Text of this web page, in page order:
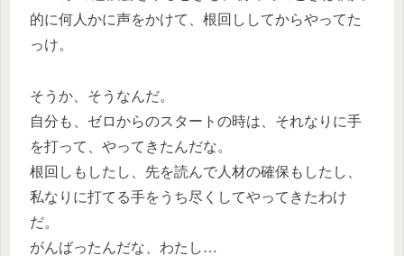
的に何人かに声をかけて、根回ししてからやってた
っけ。
そうか、そうなんだ。
自分も、ゼロからのスタートの時は、それなりに手
を打って、やってきたんだな。
根回しもしたし、先を読んで人材の確保もしたし、
私なりに打てる手をうち尽くしてやってきたわけ
だ。
がんばったんだな、わたし…